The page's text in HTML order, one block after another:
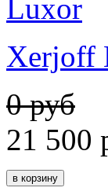
Xerjoff
0 руб
21 500